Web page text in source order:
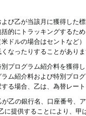
び乙が当該月に獲得した
的にトラッキングするた
ドルの場合はセントなど
なったりすることがあり
プログラム紹介料を獲得
ム紹介料および特別プロ
る場合、乙は、為替レー
乙の銀行名、口座番号、
に提供することにより、